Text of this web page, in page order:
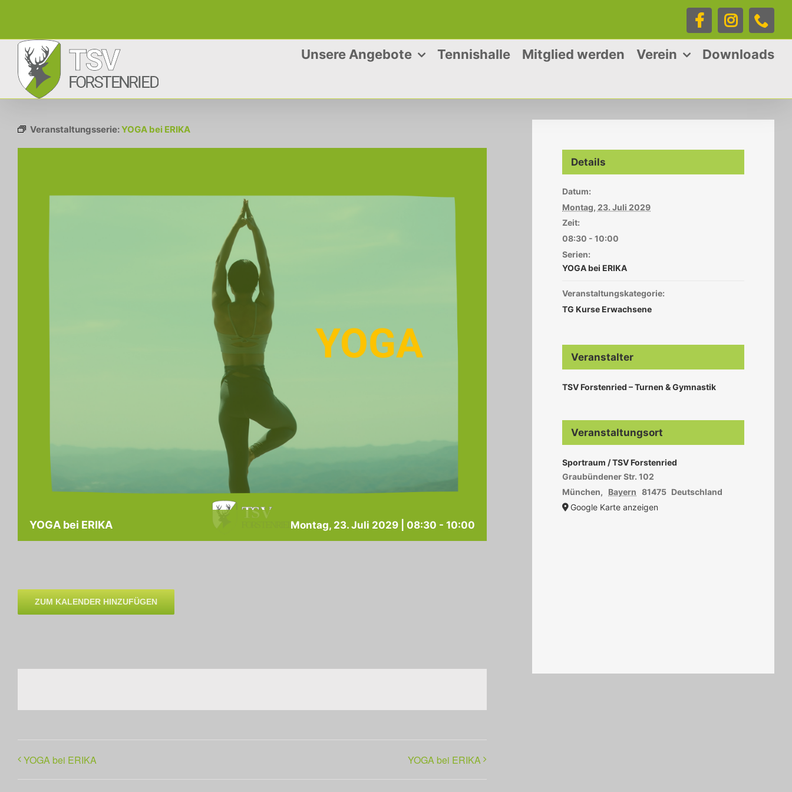
springen
Facebook
Unsere Angebote Tennishalle Mitglied werden Verein Downloads
Veranstaltungsserie:YOGA bei ERIKA
YOGA bei ERIKA Montag, 23. Juli 2029 | 08:30 -10:00
ZUM KALENDER HINZUFÜGEN
YOGA bei ERIKA YOGA bei ERIKA
Details
Datum:
Montag, 23. Juli 2029
Zeit:
08:30 - 10:00
Serien:
YOGA bei ERIKA
Veranstaltungskategorie:
TG Kurse Erwachsene
Veranstalter
TSV Forstenried – Turnen & Gymnastik
Veranstaltungsort
Sportraum / TSV Forstenried
Graubündener Str. 102
München, Bayern 81475 Deutschland
Google Karte anzeigen